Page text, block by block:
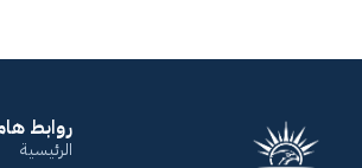
روابط
الرئيسية